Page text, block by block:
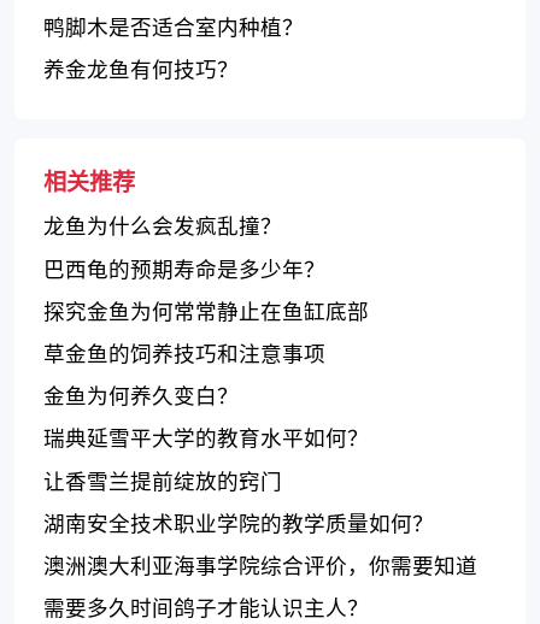
School）的教育教学
鸭脚木是否适合室内种植？
养金龙鱼有何技巧？
相关推荐
龙鱼为什么会发疯乱撞？
巴西龟的预期寿命是多少年？
探究金鱼为何常常静止在鱼缸底部
草金鱼的饲养技巧和注意事项
金鱼为何养久变白？
瑞典延雪平大学的教育水平如何？
让香雪兰提前绽放的窍门
湖南安全技术职业学院的教学质量如何？
澳洲澳大利亚海事学院综合评价，你需要知道
的全部！
需要多久时间鸽子才能认识主人？